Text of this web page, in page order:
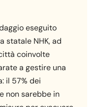
eseguito
statale NHK, ad
coinvolte
a gestire una
il 57% dei
non sarebbe in